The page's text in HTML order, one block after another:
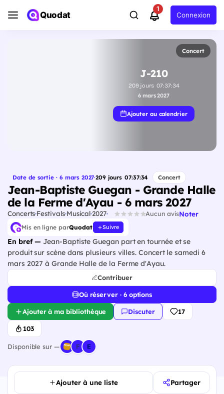
Quodat
1
Connexion
Concert
J-210
209jours 07:37:33
6 mars 2027
Ajouter au calendrier
Date de sortie · 6 mars 2027·209 jours 07:37:33 Concert
Jean-Baptiste Guegan - Grande Halle
de la Ferme d'Ayau - 6 mars 2027
Concerts FestivalsMusical 2027 Aucun avisNoter
Mis en ligne parQuodat Suivre
En bref — Jean-Baptiste Guegan part en tournée et se
produit sur scène dans plusieurs villes. Concert le samedi 6
mars 2027 à Grande Halle de la Ferme d'Ayau.
Contribuer
Où réserver · 6 options
Ajouter à ma bibliothèque Discuter 17
103
Disponible sur —
Ajouter à une liste Partager